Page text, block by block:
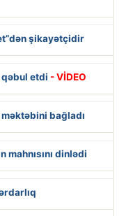
şikayətçidir
qəbul etdi - VİDEO
bağladı
mahnısını dinlədi